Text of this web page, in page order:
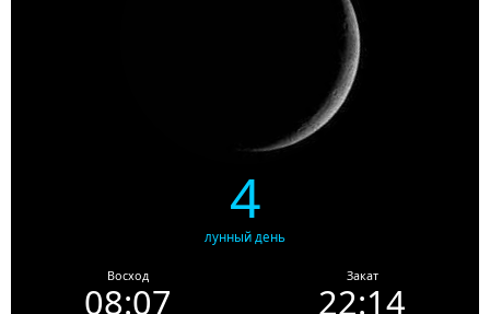
4
лунный день
Восход
08:07
Закат
22:14